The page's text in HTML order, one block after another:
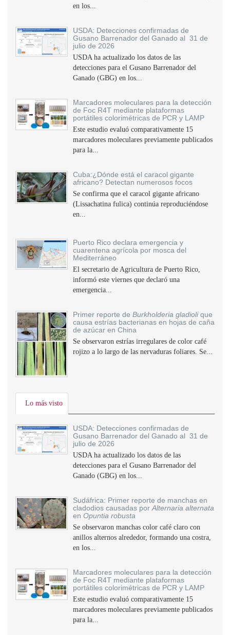
en los...
USDA: Detecciones confirmadas de
Gusano Barrenador del Ganado al 31 de
julio de 2026
USDA ha actualizado los datos de las
detecciones para el Gusano Barrenador del
Ganado (GBG) en los...
Marcadores moleculares para la detección
de Foc R4T mediante plataformas
portátiles colorimétricas de PCR y LAMP
Este estudio evaluó comparativamente 15
marcadores moleculares previamente publicados
para la...
Cuba:¿Dónde está el caracol gigante
africano? Detectan numerosos focos
Se confirma que el caracol gigante africano
(Lissachatina fulica) continúa reproduciéndose
en...
Puerto Rico declara emergencia y
cuarentena agrícola por mosca del
Mediterráneo
El secretario de Agricultura de Puerto Rico,
informó este viernes que declaró una
emergencia...
Primer reporte de Burkholderia gladiolique
causa estrías bacterianas en hojas de caña
de azúcar en China
Se observaron estrías irregulares de color café
rojizo a lo largo de las nervaduras foliares. Se...
Lo más visto
USDA: Detecciones confirmadas de
Gusano Barrenador del Ganado al 31 de
julio de 2026
USDA ha actualizado los datos de las
detecciones para el Gusano Barrenador del
Ganado (GBG) en los...
Sudáfrica: Primer reporte de manchas en
cladodios causadas por Alternaria alternata
en Opuntia robusta
Se observaron manchas color café claro con
anillos alternos alrededor, formando una costra,
en los...
Marcadores moleculares para la detección
de Foc R4T mediante plataformas
portátiles colorimétricas de PCR y LAMP
Este estudio evaluó comparativamente 15
marcadores moleculares previamente publicados
para la...